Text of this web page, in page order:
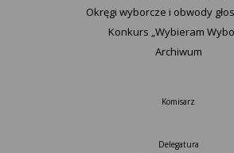
Okręgi wyborcze i obwody
Konkurs „Wybieram
Archiwum
Komisarz
Delegatura